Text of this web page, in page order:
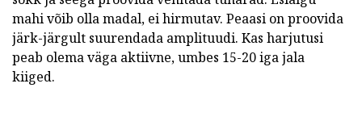
mahi võib olla madal, ei hirmutav. Peaasi on proovida
järk-järgult suurendada amplituudi. Kas harjutusi
peab olema väga aktiivne, umbes 15-20 iga jala
kiiged.